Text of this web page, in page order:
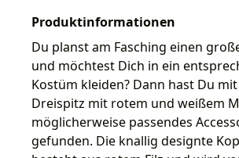
Produktinformationen
Du planst am Fasching einen
und möchtest Dich in ein
Kostüm kleiden? Dann hast Du
Dreispitz mit rotem und weißem
möglicherweise passendes
gefunden. Die knallig designte